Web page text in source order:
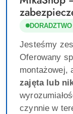
Jesteśmy
Oferowany
montażowej,
zajęta lub
czynnie w